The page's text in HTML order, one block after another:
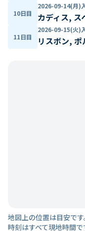
10日目
2026-09-14(月)
カディス, ス
11日目
2026-09-15(火)
リスボン,
地図上の位置は目安です
時刻はすべて現地時間